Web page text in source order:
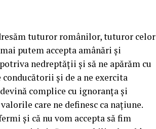
tuturor românilor, tuturor celor
putem accepta amânări şi
nedreptăţii şi să ne apărăm cu
conducătorii şi de a ne exercita
complice cu ignoranţa şi
care ne definesc ca naţiune.
şi că nu vom accepta să fim